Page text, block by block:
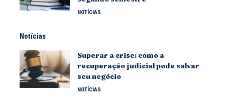
NOTÍCIAS
Notícias
Superar a crise: como a
recuperação judicial pode salvar
seu negócio
NOTÍCIAS